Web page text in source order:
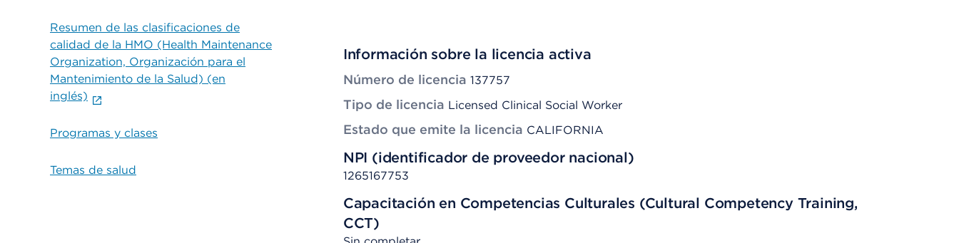
Resumen de las clasificaciones de
calidad de la HMO (Health Maintenance
Organization, Organización para el
Mantenimiento de la Salud) (en
inglés)
Programas y clases
Temas de salud
Información sobre la licencia activa
Número de licencia 137757
Tipo de licencia Licensed Clinical Social Worker
Estado que emite la licencia CALIFORNIA
NPI (identificador de proveedor nacional)
1265167753
Capacitación en Competencias Culturales (Cultural Competency Training,
CCT)